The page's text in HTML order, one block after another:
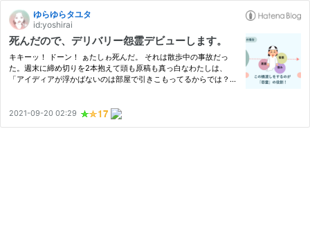
ゆらゆらタユタ
id:yoshirai
死んだので、デリバリー怨霊デビューします。
キキーッ！ ドーン！ ぁたしゎ死んだ。 それは散歩中の事故だっ
た。週末に締め切りを2本抱えて頭も原稿も真っ白なわたしは、
「アイディアが浮かばないのは部屋で引きこもってるからでは？」
は…
2021-09-20 02:29